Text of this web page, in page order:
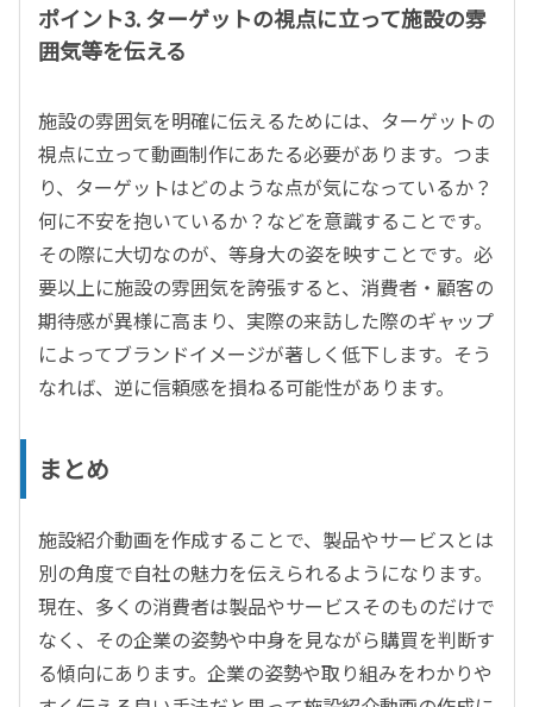
ポイント3. ターゲットの視点に立って施設の雰
囲気等を伝える
施設の雰囲気を明確に伝えるためには、ターゲットの
視点に立って動画制作にあたる必要があります。つま
り、ターゲットはどのような点が気になっているか？
何に不安を抱いているか？などを意識することです。
その際に大切なのが、等身大の姿を映すことです。必
要以上に施設の雰囲気を誇張すると、消費者・顧客の
期待感が異様に高まり、実際の来訪した際のギャップ
によってブランドイメージが著しく低下します。そう
なれば、逆に信頼感を損ねる可能性があります。
まとめ
施設紹介動画を作成することで、製品やサービスとは
別の角度で自社の魅力を伝えられるようになります。
現在、多くの消費者は製品やサービスそのものだけで
なく、その企業の姿勢や中身を見ながら購買を判断す
る傾向にあります。企業の姿勢や取り組みをわかりや